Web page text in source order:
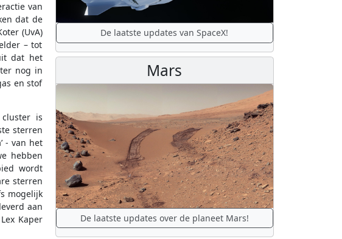
van
dat de
(UvA)
– tot
dat het
nog in
en stof
is
sterren
- van het
hebben
wordt
sterren
mogelijk
aan
Kaper
De laatste updates van SpaceX!
Mars
De laatste updates over de planeet Mars!